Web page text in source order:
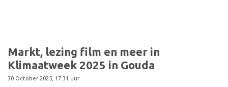
Markt, lezing film en meer in
Klimaatweek 2025 in Gouda
30 October 2025, 17:31 uur